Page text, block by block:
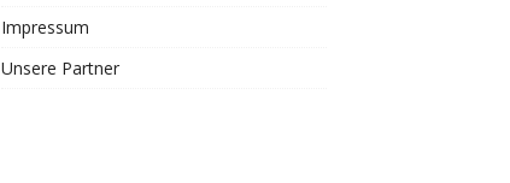
Impressum
Unsere Partner